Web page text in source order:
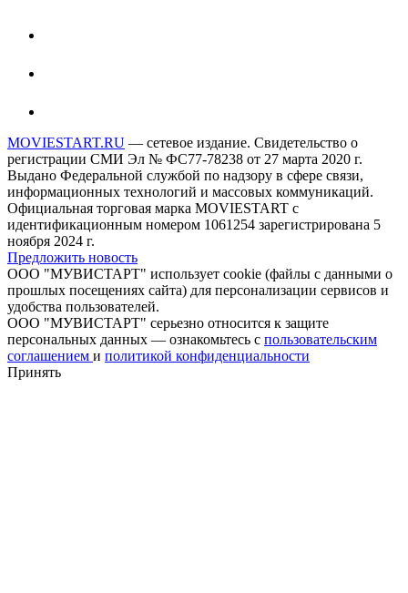
MOVIESTART.RU — сетевое издание. Свидетельство о
регистрации СМИ Эл № ФС77-78238 от 27 марта 2020 г.
Выдано Федеральной службой по надзору в сфере связи,
информационных технологий и массовых коммуникаций.
Официальная торговая марка MOVIESTART с
идентификационным номером 1061254 зарегистрирована 5
ноября 2024 г.
Предложить новость
ООО "МУВИСТАРТ" использует cookie (файлы с данными о
прошлых посещениях сайта) для персонализации сервисов и
удобства пользователей.
ООО "МУВИСТАРТ" серьезно относится к защите
персональных данных — ознакомьтесь с пользовательским
соглашением и политикой конфиденциальности
Принять